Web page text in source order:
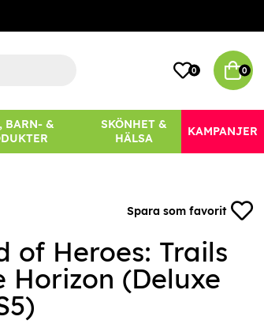
0 0
BARN- &
SKÖNHET &
HÄLSA
KAMPANJER
Spara som favorit
of Heroes: Trails
Horizon (Deluxe